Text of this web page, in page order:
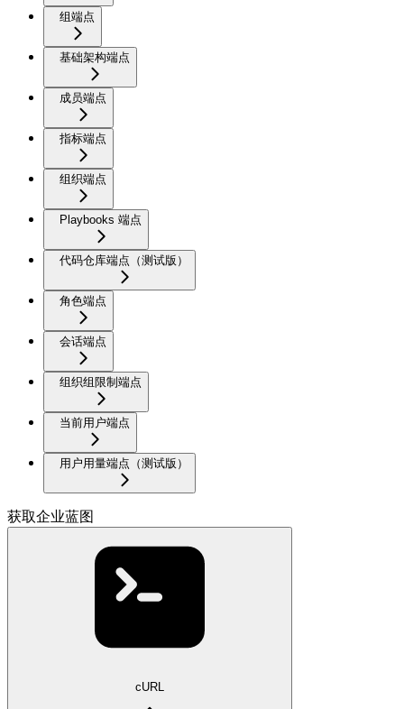
组端点
基础架构端点
成员端点
指标端点
组织端点
Playbooks 端点
代码仓库端点（测试版）
角色端点
会话端点
组织组限制端点
当前用户端点
用户用量端点（测试版）
获取企业蓝图
cURL